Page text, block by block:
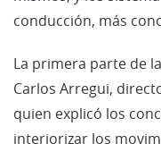
conducción, más
La primera parte de
Carlos Arregui,
quien explicó los
interiorizar los